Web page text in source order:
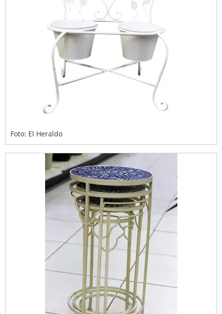
Foto: El Heraldo